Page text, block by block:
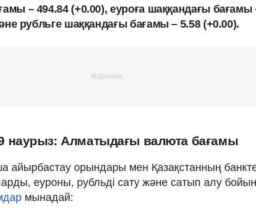
– 494.84 (+0.00), еуроға шаққандағы бағамы
рубльге шаққандағы бағамы – 5.58 (+0.00).
наурыз: Алматыдағы валюта бағамы
айырбастау орындары мен Қазақстанның
еуроны, рубльді сату және сатып алу
мынадай: